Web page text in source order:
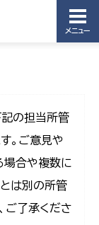
メニュー
の担当所管
。ご意見や
場合や複数に
は別の所管
ご了承くださ